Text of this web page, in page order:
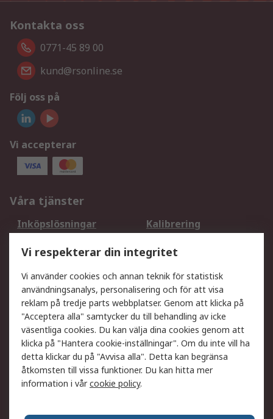
Kontakta oss
0771-45 89 00
kund@rsonline.se
Följ oss på
Vi accepterar
Våra tjänster
Inköpslösningar
Kalibrering
DesignSpark
Teknisk Support
Ditt lokala säljteam
Exportlösningar
Support
Få hjälp
Retur av varor
Leverans
Spåra din order
Begär en fakturakopi
Fördelar med RS-konto
Betalningsalternativ
Vi respekterar din integritet
Vi använder cookies och annan teknik för statistisk
användningsanalys, personalisering och för att visa
reklam på tredje parts webbplatser. Genom att klicka på
"Acceptera alla" samtycker du till behandling av icke
väsentliga cookies. Du kan välja dina cookies genom att
klicka på "Hantera cookie-inställningar". Om du inte vill ha
detta klickar du på "Avvisa alla". Detta kan begränsa
åtkomsten till vissa funktioner. Du kan hitta mer
information i vårcookie policy.